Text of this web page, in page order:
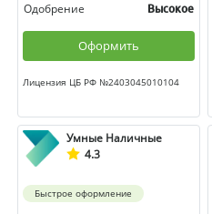
Одобрение
Высокое
Оформить
Лицензия ЦБ РФ №2403045010104
Умные Наличные
4.3
Быстрое оформление